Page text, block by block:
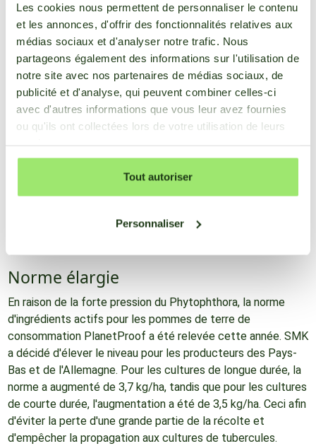
Les cookies nous permettent de personnaliser le contenu
et les annonces, d'offrir des fonctionnalités relatives aux
médias sociaux et d'analyser notre trafic. Nous
partageons également des informations sur l'utilisation de
notre site avec nos partenaires de médias sociaux, de
publicité et d'analyse, qui peuvent combiner celles-ci
avec d'autres informations que vous leur avez fournies
ou qu'ils ont collectées lors de votre utilisation de leurs
Tout autoriser
Personnaliser
atteints, les tubercules sont irrécupérables. Les
pulvérisations d'arrêt sont efficaces pour prévenir la
propagation, mais elles posent également des problèmes.
Une protection efficace des cultures et des rendements
plus élevés
Grâce au système d'alerte précis sur les maladies et aux
conseils sur le moment optimal de la pulvérisation, les
agriculteurs peuvent gérer plus efficacement la protection
augmenter les rendements. En outre, SmartFarm minimise
l'utilisation de produits phytosanitaires, ce qui permet non
seulement de réaliser des économies, mais aussi de
Norme élargie
En raison de la forte pression du Phytophthora, la norme
d'ingrédients actifs pour les pommes de terre de
consommation PlanetProof a été relevée cette année. SMK
a décidé d'élever le niveau pour les producteurs des Pays-
Bas et de l'Allemagne. Pour les cultures de longue durée, la
norme a augmenté de 3,7 kg/ha, tandis que pour les cultures
de courte durée, l'augmentation a été de 3,5 kg/ha. Ceci afin
d'éviter la perte d'une grande partie de la récolte et
d'empêcher la propagation aux cultures de tubercules.